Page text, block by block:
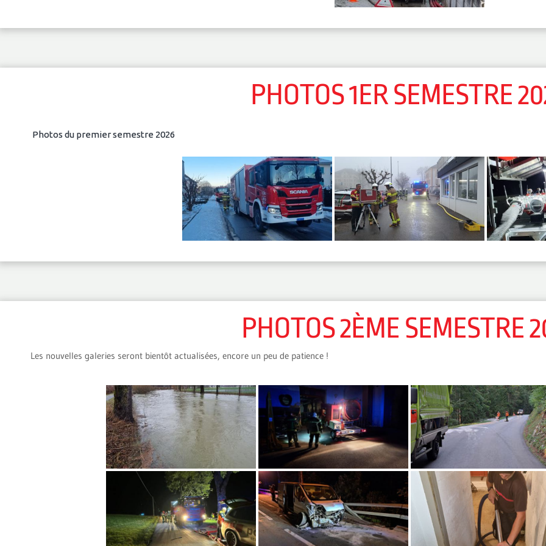
PHOTOS 1ER SEMESTRE
Photos du premier semestre 2026
PHOTOS 2ÈME SEMESTRE
Les nouvelles galeries seront bientôt actualisées, encore un peu de patience !